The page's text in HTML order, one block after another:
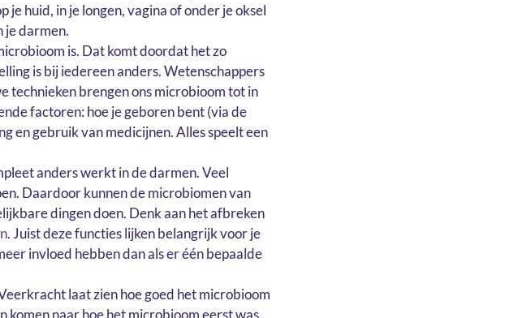
huid, in je longen, vagina of onder je oksel
je darmen.
is. Dat komt doordat het zo
is bij iedereen anders. Wetenschappers
technieken brengen ons microbioom tot in
factoren: hoe je geboren bent (via de
en gebruik van medicijnen. Alles speelt een
anders werkt in de darmen. Veel
Daardoor kunnen de microbiomen van
dingen doen. Denk aan het afbreken
. Juist deze functies lijken belangrijk voor je
invloed hebben dan als er één bepaalde
laat zien hoe goed het microbioom